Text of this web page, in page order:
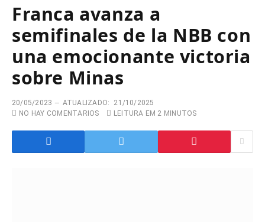
Franca avanza a
semifinales de la NBB con
una emocionante victoria
sobre Minas
20/05/2023 ATUALIZADO:
21/10/2025
NO HAY COMENTARIOS
LEITURA EM 2 MINUTOS